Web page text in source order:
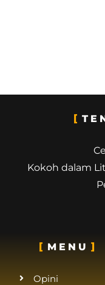
Kokoh dalam
MENU
Opini